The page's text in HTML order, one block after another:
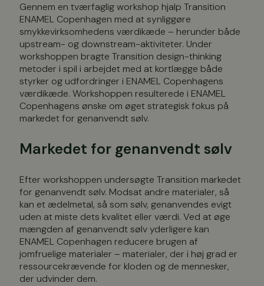
Gennem en tværfaglig workshop hjalp Transition
ENAMEL Copenhagen med at synliggøre
smykkevirksomhedens værdikæde – herunder både
upstream- og downstream-aktiviteter. Under
workshoppen bragte Transition design-thinking
metoder i spil i arbejdet med at kortlægge både
styrker og udfordringer i ENAMEL Copenhagens
værdikæde. Workshoppen resulterede i ENAMEL
Copenhagens ønske om øget strategisk fokus på
markedet for genanvendt sølv.
Markedet for genanvendt sølv
Efter workshoppen undersøgte Transition markedet
for genanvendt sølv. Modsat andre materialer, så
kan et ædelmetal, så som sølv, genanvendes evigt
uden at miste dets kvalitet eller værdi. Ved at øge
mængden af genanvendt sølv yderligere kan
ENAMEL Copenhagen reducere brugen af
jomfruelige materialer – materialer, der i høj grad er
ressourcekrævende for kloden og de mennesker,
der udvinder dem.